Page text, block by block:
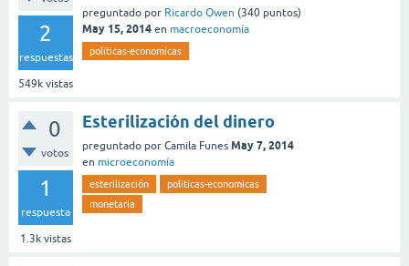
2
respuestas
549k vistas
preguntado por Ricardo Owen (340 puntos)
May 15, 2014 en macroeconomía
politicas-economicas
0
votos
1
respuesta
1.3k vistas
Esterilización del dinero
preguntado por Camila Funes May 7, 2014
en microeconomía
esterilización
politicas-economicas
monetaria